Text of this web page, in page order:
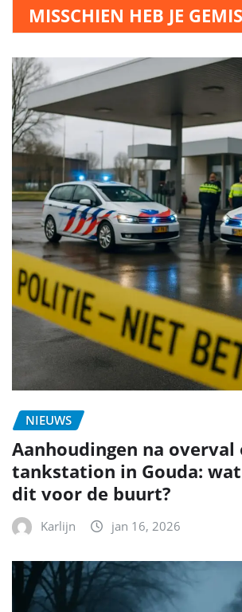
MISSCHIEN HEB JE
NIEUWS
Aanhoudingen na overval
tankstation in Gouda:
dit voor de buurt?
Karlijn jan 16, 2026